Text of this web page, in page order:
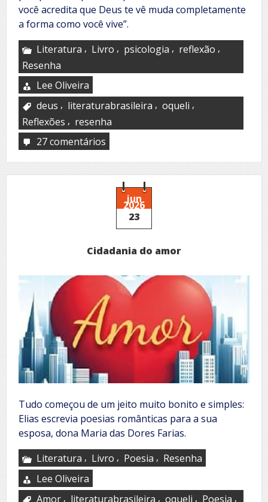
você acredita que Deus te vê muda completamente
a forma como você vive”.
Literatura , Livro , psicologia , reflexão ,
Resenha
Lee Oliveira
deus , literaturabrasileira , oqueli ,
Reflexões , resenha
27 comentários
do
espelho:
Como
Deus
nos
jun
2026
23
Cidadania do amor
Tudo começou de um jeito muito bonito e simples:
Elias escrevia poesias românticas para a sua
esposa, dona Maria das Dores Farias.
Literatura , Livro , Poesia , Resenha
Lee Oliveira
Amor , literaturabrasileira , oqueli , Poesia ,